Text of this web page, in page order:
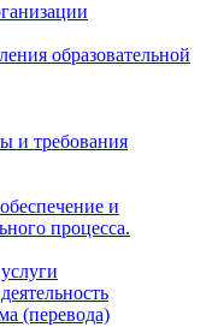
образовательной
и требования
и
процесса.
(перевода)